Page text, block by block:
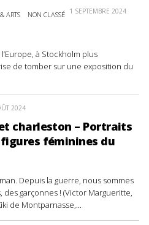
ARTS NON CLASSÉ 1 SEPTEMBRE 2024
à Stockholm plus
de tomber sur une exposition du
2024
charleston – Portraits
féminines du
Depuis la guerre, nous sommes
garçonnes ! (Victor Margueritte,
de Montparnasse,...